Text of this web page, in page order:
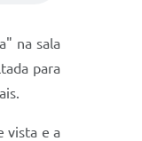
na sala
para
vista e a